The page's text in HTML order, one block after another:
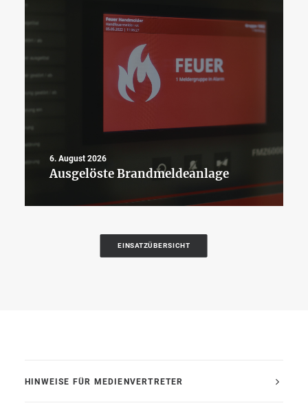
6. August 2026
Ausgelöste Brandmeldeanlage
EINSATZÜBERSICHT
HINWEISE FÜR MEDIENVERTRETER